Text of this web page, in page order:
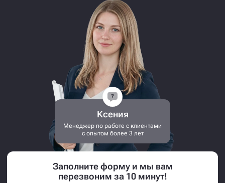
Ксения
Менеджер по работе с клиентами
с опытом более 3 лет
Заполните форму и мы вам
перезвоним за 10 минут!